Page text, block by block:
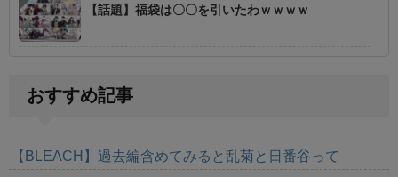
【話題】福袋は〇〇を引いたわｗｗｗｗ
おすすめ記事
【BLEACH】過去編含めてみると乱菊と日番谷って